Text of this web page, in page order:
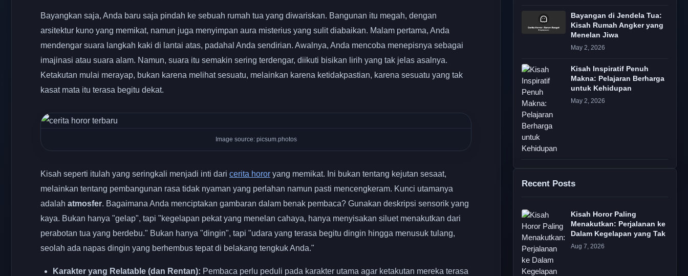
Bayangkan saja, Anda baru saja pindah ke sebuah rumah tua yang diwariskan. Bangunan itu megah, dengan
arsitektur kuno yang memikat, namun juga menyimpan aura misterius yang sulit diabaikan. Malam pertama, Anda
mendengar suara langkah kaki di lantai atas, padahal Anda sendirian. Awalnya, Anda mencoba menepisnya sebagai
imajinasi atau suara alam. Namun, suara itu semakin sering terdengar, diikuti bisikan lirih yang tak jelas asalnya.
Ketakutan mulai merayap, bukan karena melihat sesuatu, melainkan karena ketidakpastian, karena sesuatu yang tak
kasat mata itu terasa begitu dekat.
Image source: picsum.photos
Kisah seperti itulah yang seringkali menjadi inti dari cerita horor yang memikat. Ini bukan tentang kejutan sesaat,
melainkan tentang pembangunan rasa tidak nyaman yang perlahan namun pasti mencengkeram. Kunci utamanya
adalah atmosfer. Bagaimana Anda menciptakan gambaran dalam benak pembaca? Gunakan deskripsi sensorik yang
kaya. Bukan hanya "gelap", tapi "kegelapan pekat yang menelan cahaya, hanya menyisakan siluet menakutkan dari
perabotan tua yang berdebu." Bukan hanya "dingin", tapi "udara yang terasa begitu dingin hingga menusuk tulang,
seolah ada napas dingin yang berhembus tepat di belakang tengkuk Anda."
Karakter yang Relatable (dan Rentan): Pembaca perlu peduli pada karakter utama agar ketakutan mereka terasa
Bayangan di Jendela Tua:
Kisah Rumah Angker yang
Menelan Jiwa
May 2, 2026
Kisah Inspiratif Penuh
Makna: Pelajaran Berharga
untuk Kehidupan
May 2, 2026
Recent Posts
Kisah Horor Paling
Menakutkan: Perjalanan ke
Dalam Kegelapan yang Tak
Aug 7, 2026